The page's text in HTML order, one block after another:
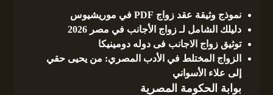
نموذج وثيقة عقد زواج PDF في موريشيوس
دليلك الشامل لـ زواج الأجانب في مصر 2026
توثيق زواج الاجانب فى دوله دومينيكا
الزواج المختلط في الأدب المصري: من يحيى حقي
إلى علاء الأسواني
بوابة الحكومة المصرية